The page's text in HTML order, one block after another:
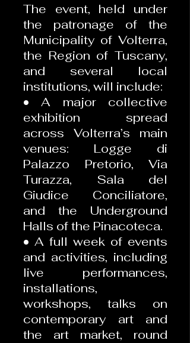
The event, held under
the patronage of the
Municipality of Volterra,
the Region of Tuscany,
and several local
institutions, will include:
• A major collective
exhibition spread
across Volterra’s main
venues: Logge di
Palazzo Pretorio, Via
Turazza, Sala del
Giudice Conciliatore,
and the Underground
Halls of the Pinacoteca.
• A full week of events
and activities, including
live performances,
installations,
workshops, talks on
contemporary art and
the art market, round